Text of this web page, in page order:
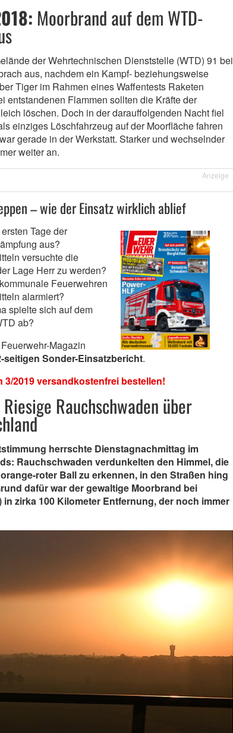
Moorbrand auf dem WTD-
der Wehrtechnischen Dienststelle (WTD) 91 bei
aus, nachdem ein Kampf- beziehungsweise
Tiger im Rahmen eines Waffentests Raketen
entstandenen Flammen sollten die Kräfte der
löschen. Doch in der darauffolgenden Nacht fiel
einziges Löschfahrzeug auf der Moorfläche fahren
gerade in der Werkstatt. Starker und wechselnder
weiter an.
Anzeige
– wie der Einsatz wirklich ablief
Tage der
aus?
versuchte die
Lage Herr zu werden?
Feuerwehren
alarmiert?
spielte sich auf dem
ab?
Magazin
seitigen Sonder-Einsatzbericht.
3/2019 versandkostenfrei bestellen!
Riesige Rauchschwaden über
herrschte Dienstagnachmittag im
Rauchschwaden verdunkelten den Himmel, die
roter Ball zu erkennen, in den Straßen hing
dafür war der gewaltige Moorbrand bei
in zirka 100 Kilometer Entfernung, der noch immer